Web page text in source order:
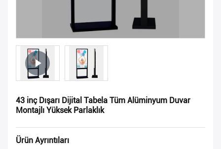
43 inç Dışarı Dijital Tabela Tüm Alüminyum Duvar
Montajlı Yüksek Parlaklık
Ürün Ayrıntıları